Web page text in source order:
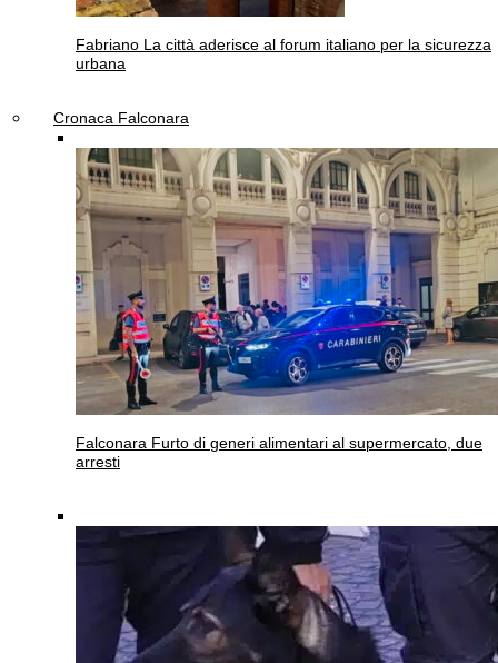
Fabriano La città aderisce al forum italiano per la sicurezza
urbana
Cronaca Falconara
Falconara Furto di generi alimentari al supermercato, due
arresti